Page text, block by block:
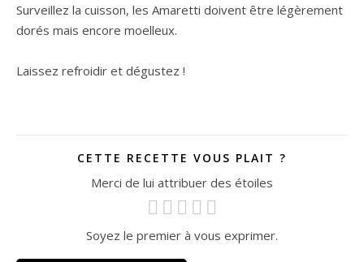
Surveillez la cuisson, les Amaretti doivent être légèrement
dorés mais encore moelleux.
Laissez refroidir et dégustez !
CETTE RECETTE VOUS PLAIT ?
Merci de lui attribuer des étoiles
Soyez le premier à vous exprimer.